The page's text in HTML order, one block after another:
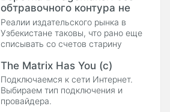
обтравочного контура не
обойтись
Реалии издательского рынка в
Узбекистане таковы, что рано еще
списывать со счетов старину
The Matrix Has You (c)
Подключаемся к сети Интернет.
Выбираем тип подключения и
провайдера.